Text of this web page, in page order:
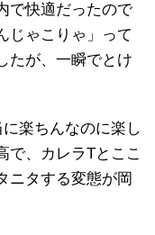
で快適だったので
じゃこりゃ」って
たが、一瞬でとけ
楽ちんなのに楽し
で、カレラTとここ
ニタする変態が岡